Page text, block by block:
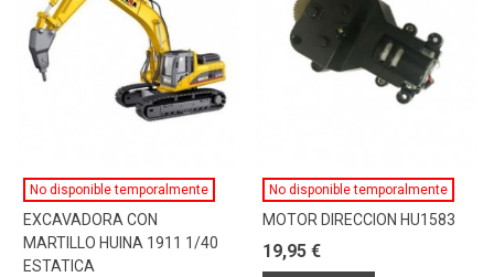
No disponible temporalmente
EXCAVADORA CON
MARTILLO HUINA 1911 1/40
ESTATICA
No disponible temporalmente
MOTOR DIRECCION HU1583
19,95 €